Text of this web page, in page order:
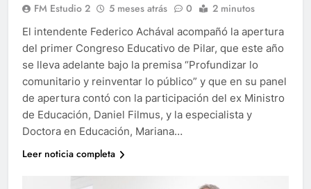
FM Estudio 2 5 meses atrás 0 2 minutos
El intendente Federico Achával acompañó la apertura
del primer Congreso Educativo de Pilar, que este año
se lleva adelante bajo la premisa “Profundizar lo
comunitario y reinventar lo público” y que en su panel
de apertura contó con la participación del ex Ministro
de Educación, Daniel Filmus, y la especialista y
Doctora en Educación, Mariana…
Leer noticia completa